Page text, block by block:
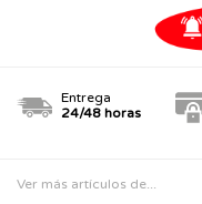
Entrega
24/48 horas
Ver más artículos de...